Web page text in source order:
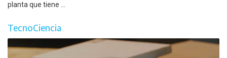
planta que tiene ...
TecnoCiencia